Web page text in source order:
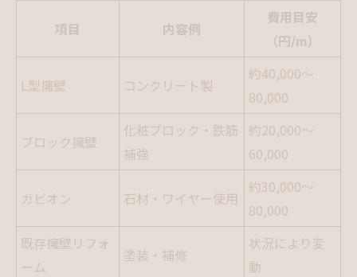
項目 内容例
費用目安
（円/m）
L型擁壁 コンクリート製
約40,000～
80,000
ブロック擁壁
化粧ブロック・鉄筋
補強
約20,000～
60,000
ガビオン 石材・ワイヤー使用
約30,000～
80,000
既存擁壁リフォ
ーム
塗装・補修
状況により変
動